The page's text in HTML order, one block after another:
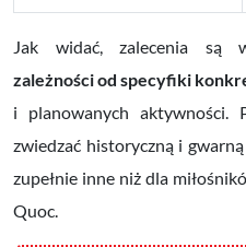
Jak widać, zalecenia są
zależności od specyfiki
i planowanych aktywności.
zwiedzać historyczną i
zupełnie inne niż dla
Quoc.